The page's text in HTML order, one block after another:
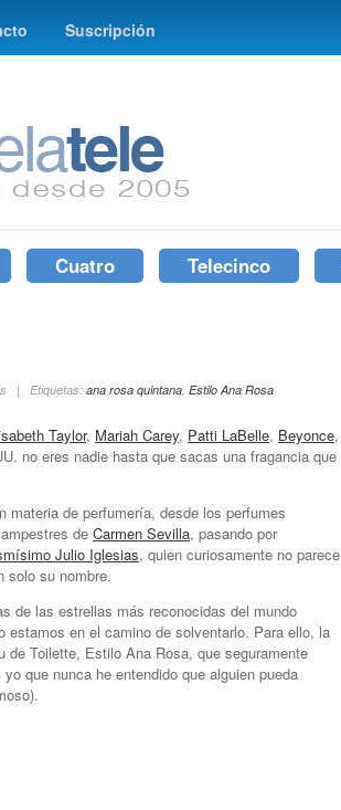
Suscripción
Cuatro Telecinco
| Etiquetas: ana rosa quintana, Estilo Ana Rosa
Taylor, Mariah Carey, Patti LaBelle, Beyonce,
no eres nadie hasta que sacas una fragancia que
de perfumería, desde los perfumes
de Carmen Sevilla, pasando por
Julio Iglesias, quien curiosamente no parece
solo su nombre.
de las estrellas más reconocidas del mundo
estamos en el camino de solventarlo. Para ello, la
Toilette, Estilo Ana Rosa, que seguramente
que nunca he entendido que alguien pueda